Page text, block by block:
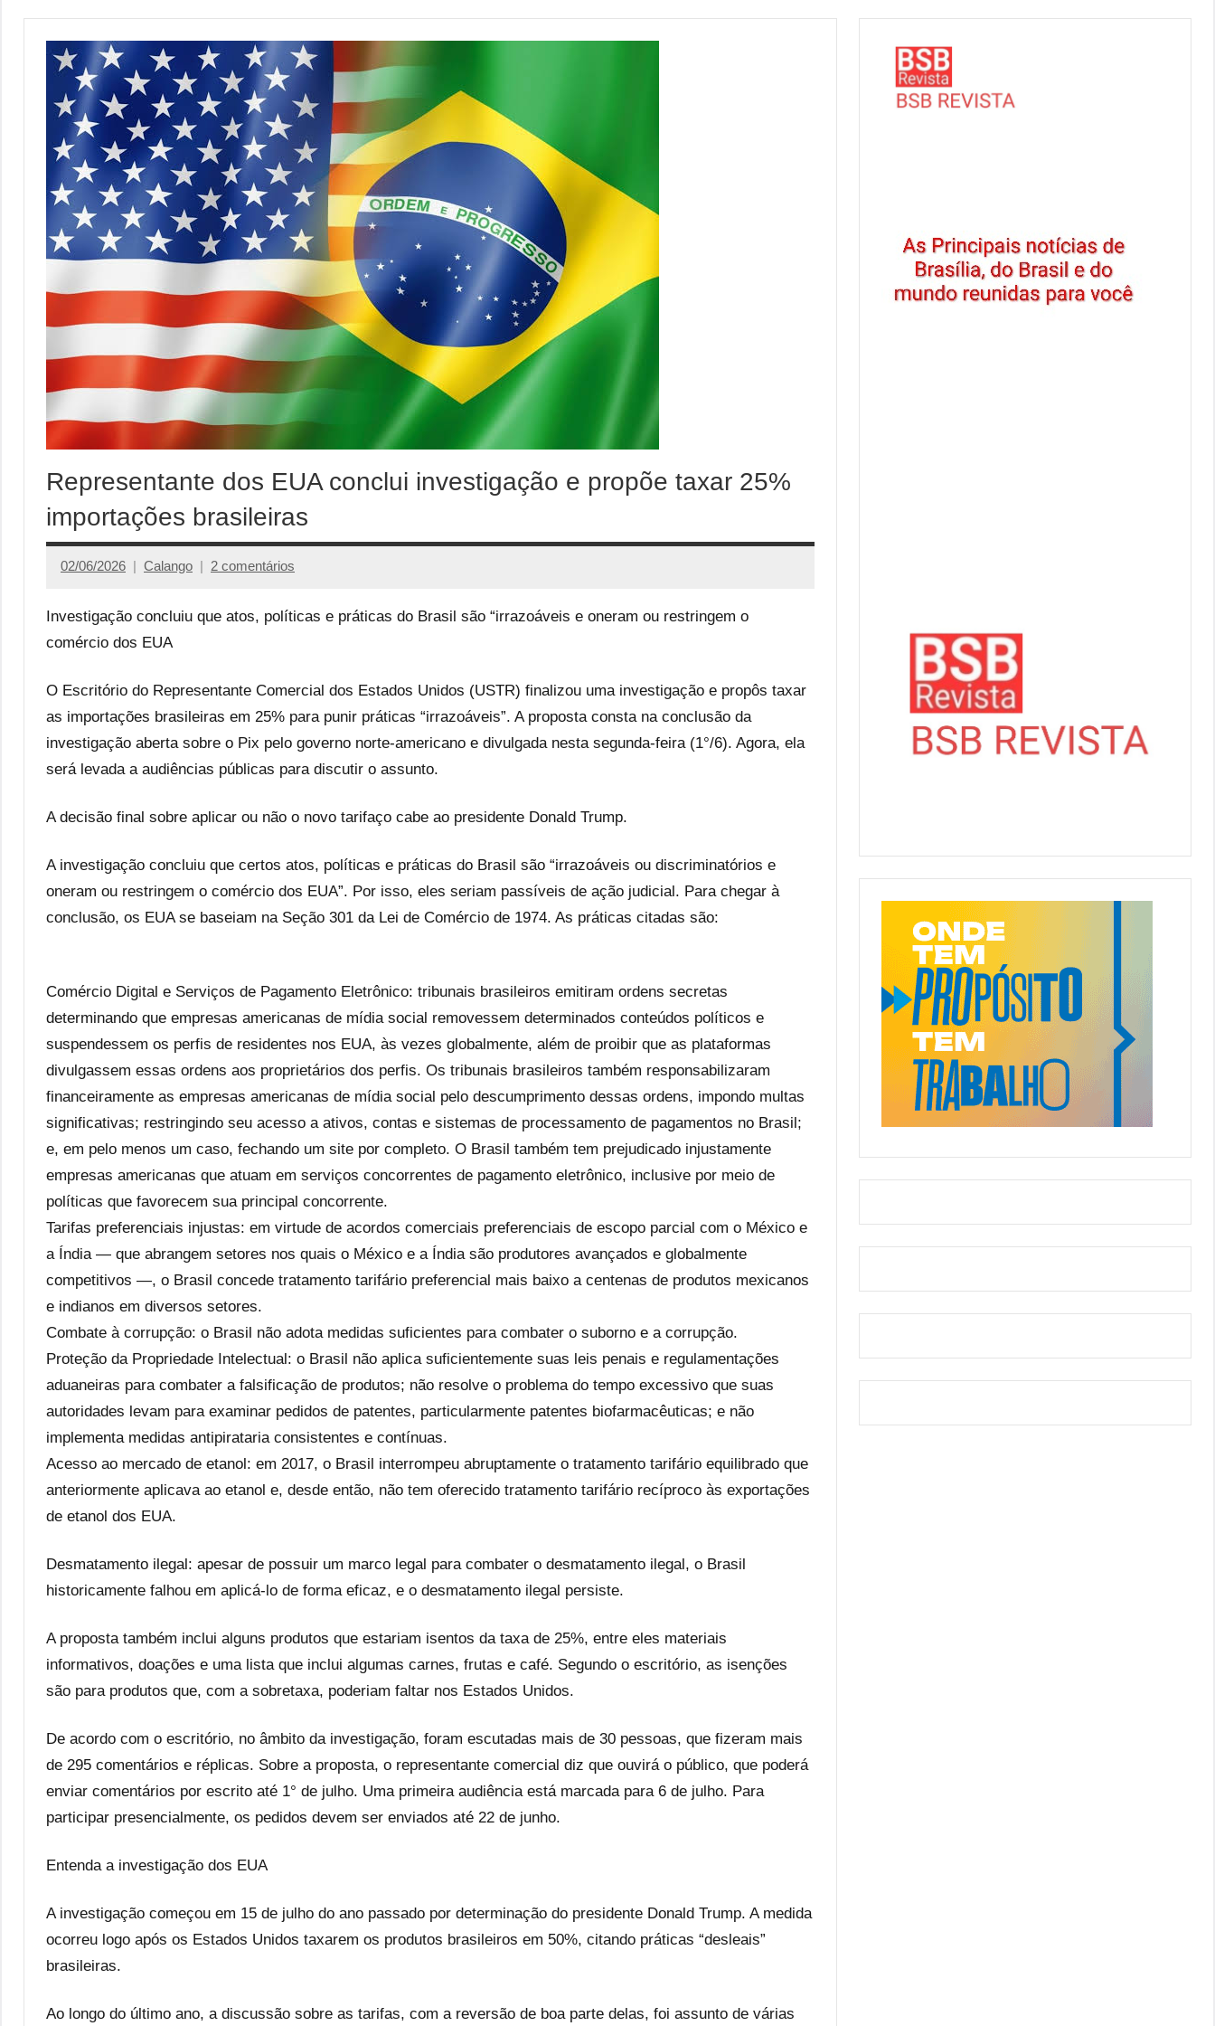
Representante dos EUA conclui investigação e propõe taxar 25%
importações brasileiras
02/06/2026 Calango 2 comentários
Investigação concluiu que atos, políticas e práticas do Brasil são “irrazoáveis e oneram ou restringem o
comércio dos EUA
O Escritório do Representante Comercial dos Estados Unidos (USTR) finalizou uma investigação e propôs taxar
as importações brasileiras em 25% para punir práticas “irrazoáveis”. A proposta consta na conclusão da
investigação aberta sobre o Pix pelo governo norte-americano e divulgada nesta segunda-feira (1°/6). Agora, ela
será levada a audiências públicas para discutir o assunto.
A decisão final sobre aplicar ou não o novo tarifaço cabe ao presidente Donald Trump.
A investigação concluiu que certos atos, políticas e práticas do Brasil são “irrazoáveis ou discriminatórios e
oneram ou restringem o comércio dos EUA”. Por isso, eles seriam passíveis de ação judicial. Para chegar à
conclusão, os EUA se baseiam na Seção 301 da Lei de Comércio de 1974. As práticas citadas são:
Comércio Digital e Serviços de Pagamento Eletrônico: tribunais brasileiros emitiram ordens secretas
determinando que empresas americanas de mídia social removessem determinados conteúdos políticos e
suspendessem os perfis de residentes nos EUA, às vezes globalmente, além de proibir que as plataformas
divulgassem essas ordens aos proprietários dos perfis. Os tribunais brasileiros também responsabilizaram
financeiramente as empresas americanas de mídia social pelo descumprimento dessas ordens, impondo multas
significativas; restringindo seu acesso a ativos, contas e sistemas de processamento de pagamentos no Brasil;
e, em pelo menos um caso, fechando um site por completo. O Brasil também tem prejudicado injustamente
empresas americanas que atuam em serviços concorrentes de pagamento eletrônico, inclusive por meio de
políticas que favorecem sua principal concorrente.
Tarifas preferenciais injustas: em virtude de acordos comerciais preferenciais de escopo parcial com o México e
a Índia — que abrangem setores nos quais o México e a Índia são produtores avançados e globalmente
competitivos —, o Brasil concede tratamento tarifário preferencial mais baixo a centenas de produtos mexicanos
e indianos em diversos setores.
Combate à corrupção: o Brasil não adota medidas suficientes para combater o suborno e a corrupção.
Proteção da Propriedade Intelectual: o Brasil não aplica suficientemente suas leis penais e regulamentações
aduaneiras para combater a falsificação de produtos; não resolve o problema do tempo excessivo que suas
autoridades levam para examinar pedidos de patentes, particularmente patentes biofarmacêuticas; e não
implementa medidas antipirataria consistentes e contínuas.
Acesso ao mercado de etanol: em 2017, o Brasil interrompeu abruptamente o tratamento tarifário equilibrado que
anteriormente aplicava ao etanol e, desde então, não tem oferecido tratamento tarifário recíproco às exportações
de etanol dos EUA.
Desmatamento ilegal: apesar de possuir um marco legal para combater o desmatamento ilegal, o Brasil
historicamente falhou em aplicá-lo de forma eficaz, e o desmatamento ilegal persiste.
A proposta também inclui alguns produtos que estariam isentos da taxa de 25%, entre eles materiais
informativos, doações e uma lista que inclui algumas carnes, frutas e café. Segundo o escritório, as isenções
são para produtos que, com a sobretaxa, poderiam faltar nos Estados Unidos.
De acordo com o escritório, no âmbito da investigação, foram escutadas mais de 30 pessoas, que fizeram mais
de 295 comentários e réplicas. Sobre a proposta, o representante comercial diz que ouvirá o público, que poderá
enviar comentários por escrito até 1° de julho. Uma primeira audiência está marcada para 6 de julho. Para
participar presencialmente, os pedidos devem ser enviados até 22 de junho.
Entenda a investigação dos EUA
A investigação começou em 15 de julho do ano passado por determinação do presidente Donald Trump. A medida
ocorreu logo após os Estados Unidos taxarem os produtos brasileiros em 50%, citando práticas “desleais”
brasileiras.
Ao longo do último ano, a discussão sobre as tarifas, com a reversão de boa parte delas, foi assunto de várias